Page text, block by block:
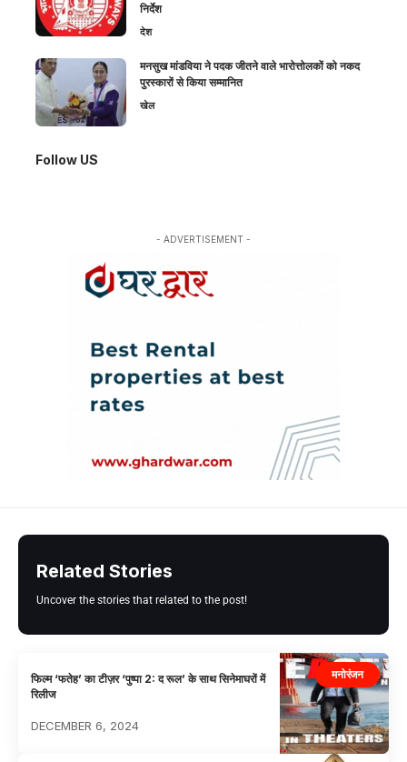
निर्देश
देश
मनसुख मांडविया ने पदक जीतने वाले भारोत्तोलकों को नकद
पुरस्कारों से किया सम्मानित
खेल
Follow US
- ADVERTISEMENT -
Related Stories
Uncover the stories that related to the post!
मनोरंजन
फिल्म ‘फतेह’ का टीज़र ‘पुष्पा 2: द रूल’ के साथ सिनेमाघरों में
रिलीज
DECEMBER 6, 2024